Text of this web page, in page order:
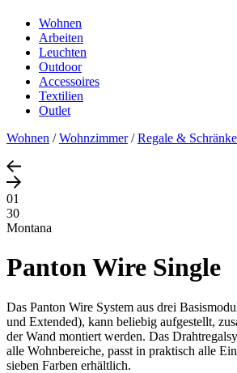
Wohnen
Arbeiten
Leuchten
Outdoor
Accessoires
Textilien
Outlet
Wohnen /Wohnzimmer/Regale & Schränke
01
30
Montana
Panton Wire Single
Das Panton Wire System aus drei
und Extended), kann beliebig aufgestellt,
der Wand montiert werden. Das
alle Wohnbereiche, passt in praktisch alle
sieben Farben erhältlich.